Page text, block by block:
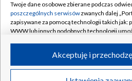
Rada Programowa
System NOS
Informacje o nadawcy
Program dla prasy
Kontakt
Kanały
©2026 Telewizja Polska
Twoje dane osobowe zbierane podczas
poszczególnych serwisówzwanych dalej
zapisywane za pomocą technologii takich jak:
WWW lub innych podobnych technologii
ruchu w Internecie.
Twoje dane osobowe zbierane podczas
Akceptuję i